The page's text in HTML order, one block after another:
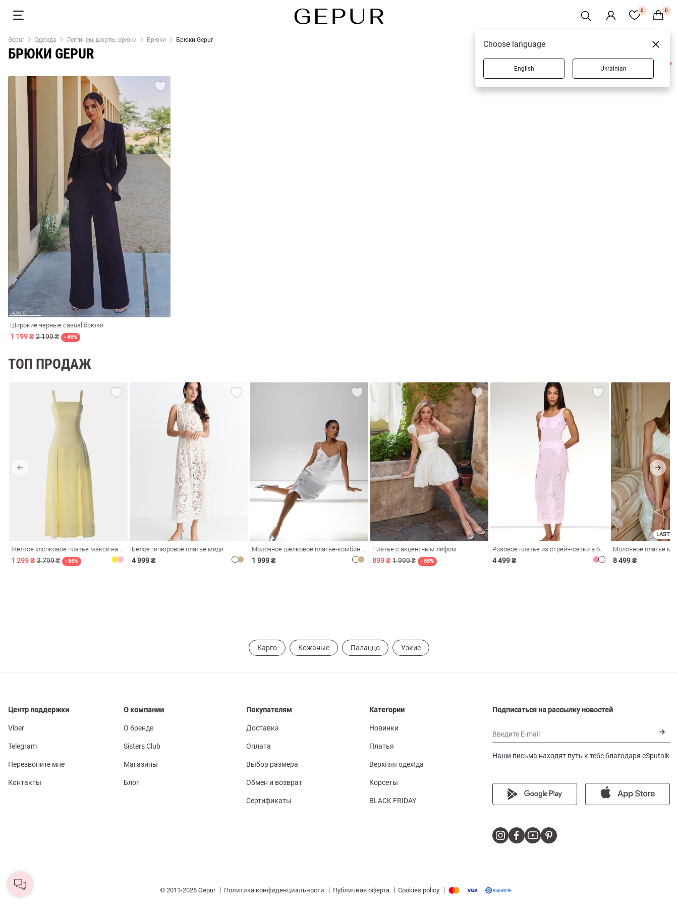
0 0
Сарафаны На
Gepur Одежда Леггинсы, шорты, брюки Брюки Брюки Gepur
БРЮКИ GEPUR
1 товаров
Широкие черные casual брюки
1 199 ₴ 2 199 ₴ - 45%
ТОП ПРОДАЖ
1 299 ₴ 3 799 ₴ - 66%
Белое гипюровое платье миди
4 999 ₴ 1 999 ₴
Платье с акцентным лифом
899 ₴ 1 999 ₴ - 55% 4 499 ₴
LAST
8 499 ₴
Карго Кожаные Палаццо Узкие
Центр поддержки
Viber
Telegram
Перезвоните мне
Контакты
О компании
О бренде
Sisters Club
Магазины
Блог
Покупателям
Доставка
Оплата
Выбор размера
Обмен и возврат
Сертификаты
Категории
Новинки
Платья
Верхняя одежда
Корсеты
BLACK FRIDAY
Подписаться на рассылку новостей
Введите E-mail
Наши письма находят путь к тебе благодаря eSputnik
© 2011-2026 Gepur | Политика конфиденциальности | Публичная оферта | Cookies policy |
Choose language
English Ukrainian